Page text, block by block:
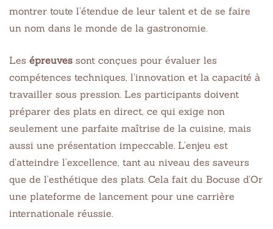
montrer toute l’étendue de leur talent et de se faire
un nom dans le monde de la gastronomie.
Les épreuves sont conçues pour évaluer les
compétences techniques, l’innovation et la capacité à
travailler sous pression. Les participants doivent
préparer des plats en direct, ce qui exige non
seulement une parfaite maîtrise de la cuisine, mais
aussi une présentation impeccable. L’enjeu est
d’atteindre l’excellence, tant au niveau des saveurs
que de l’esthétique des plats. Cela fait du Bocuse d’Or
une plateforme de lancement pour une carrière
internationale réussie.